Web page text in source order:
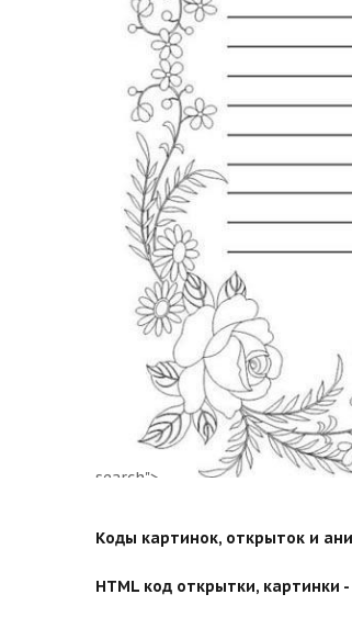
search">
Коды картинок, открыток и
HTML код открытки, картинки